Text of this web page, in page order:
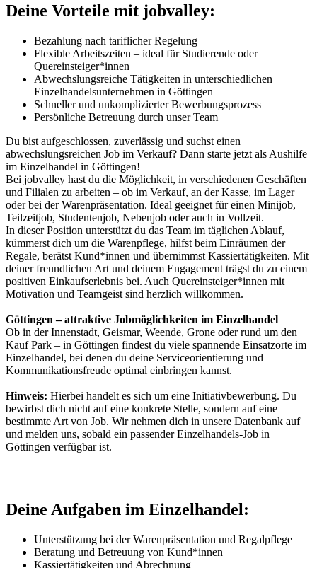
Deine Vorteile mit jobvalley:
Bezahlung nach tariflicher Regelung
Flexible Arbeitszeiten – ideal für Studierende oder
Quereinsteiger*innen
Abwechslungsreiche Tätigkeiten in unterschiedlichen
Einzelhandelsunternehmen in Göttingen
Schneller und unkomplizierter Bewerbungsprozess
Persönliche Betreuung durch unser Team
Du bist aufgeschlossen, zuverlässig und suchst einen
abwechslungsreichen Job im Verkauf? Dann starte jetzt als Aushilfe
im Einzelhandel in Göttingen!
Bei jobvalley hast du die Möglichkeit, in verschiedenen Geschäften
und Filialen zu arbeiten – ob im Verkauf, an der Kasse, im Lager
oder bei der Warenpräsentation. Ideal geeignet für einen Minijob,
Teilzeitjob, Studentenjob, Nebenjob oder auch in Vollzeit.
In dieser Position unterstützt du das Team im täglichen Ablauf,
kümmerst dich um die Warenpflege, hilfst beim Einräumen der
Regale, berätst Kund*innen und übernimmst Kassiertätigkeiten. Mit
deiner freundlichen Art und deinem Engagement trägst du zu einem
positiven Einkaufserlebnis bei. Auch Quereinsteiger*innen mit
Motivation und Teamgeist sind herzlich willkommen.
Göttingen – attraktive Jobmöglichkeiten im Einzelhandel
Ob in der Innenstadt, Geismar, Weende, Grone oder rund um den
Kauf Park – in Göttingen findest du viele spannende Einsatzorte im
Einzelhandel, bei denen du deine Serviceorientierung und
Kommunikationsfreude optimal einbringen kannst.
Hinweis: Hierbei handelt es sich um eine Initiativbewerbung. Du
bewirbst dich nicht auf eine konkrete Stelle, sondern auf eine
bestimmte Art von Job. Wir nehmen dich in unsere Datenbank auf
und melden uns, sobald ein passender Einzelhandels-Job in
Göttingen verfügbar ist.
Deine Aufgaben im Einzelhandel:
Unterstützung bei der Warenpräsentation und Regalpflege
Beratung und Betreuung von Kund*innen
Kassiertätigkeiten und Abrechnung